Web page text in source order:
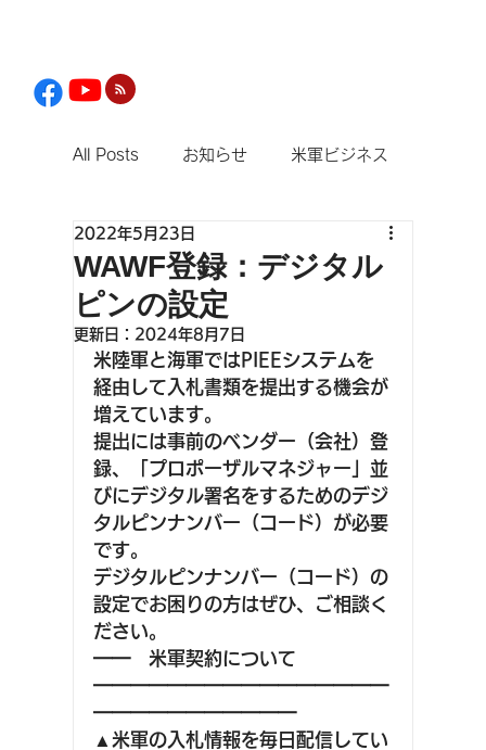
All Posts お知らせ 米軍ビジネス
観光
WAWF登録：デジタル
ピンの設定
2022年5月23日
更新日： 2024年8月7日
米陸軍と海軍ではPIEEシステムを
経由して入札書類を提出する機会が
増えています。
提出には事前のベンダー（会社）登
録、「プロポーザルマネジャー」並
びにデジタル署名をするためのデジ
タルピンナンバー（コード）が必要
です。
デジタルピンナンバー（コード）の
設定でお困りの方はぜひ、ご相談く
ださい。
━━　米軍契約について
━━━━━━━━━━━━━━━━
━━━━━━━━━━━
▲米軍の入札情報を毎日配信してい